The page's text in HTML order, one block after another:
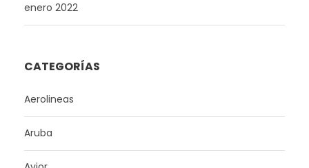
enero 2022
CATEGORÍAS
Aerolineas
Aruba